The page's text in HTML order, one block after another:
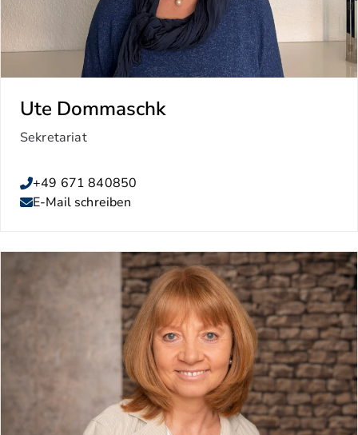
Ute Dommaschk
Sekretariat
+49 671 840850
E-Mail schreiben